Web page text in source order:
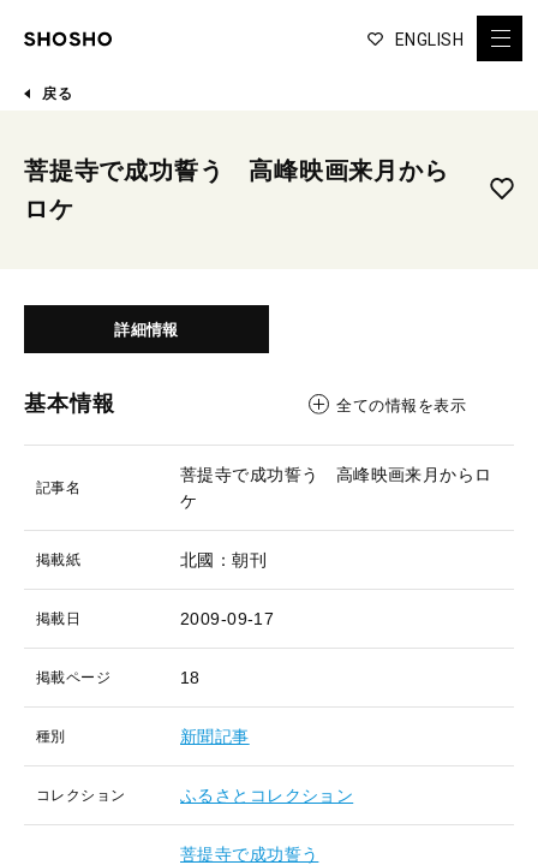
ENGLISH
戻る
菩提寺で成功誓う 高峰映画来月から
ロケ
詳細情報
基本情報 全ての情報を表示
記事名
菩提寺で成功誓う 高峰映画来月からロ
ケ
掲載紙 北國：朝刊
掲載日 2009-09-17
掲載ページ 18
種別 新聞記事
コレクション ふるさとコレクション
菩提寺で成功誓う